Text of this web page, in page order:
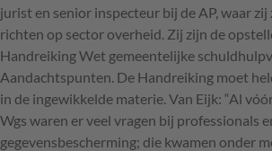
jurist en senior inspecteur bij de AP, waar
richten op sector overheid. Zij zijn de
Handreiking Wet gemeentelijke
Aandachtspunten. De Handreiking moet
in de ingewikkelde materie. Van Eijk: “Al
Wgs waren er veel vragen bij professionals
gegevensbescherming; die kwamen onder